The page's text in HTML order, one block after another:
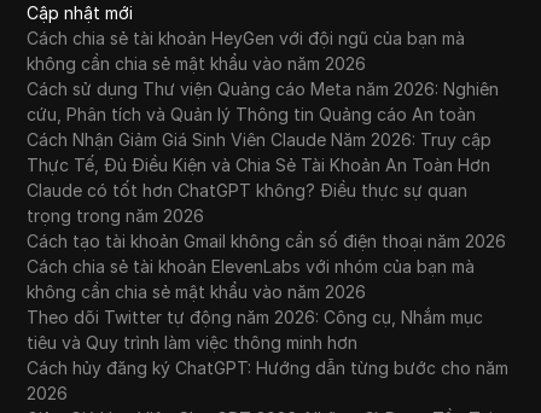
Cập nhật mới
Cách chia sẻ tài khoản HeyGen với đội ngũ của bạn mà
không cần chia sẻ mật khẩu vào năm 2026
Cách sử dụng Thư viện Quảng cáo Meta năm 2026: Nghiên
cứu, Phân tích và Quản lý Thông tin Quảng cáo An toàn
Cách Nhận Giảm Giá Sinh Viên Claude Năm 2026: Truy cập
Thực Tế, Đủ Điều Kiện và Chia Sẻ Tài Khoản An Toàn Hơn
Claude có tốt hơn ChatGPT không? Điều thực sự quan
trọng trong năm 2026
Cách tạo tài khoản Gmail không cần số điện thoại năm 2026
Cách chia sẻ tài khoản ElevenLabs với nhóm của bạn mà
không cần chia sẻ mật khẩu vào năm 2026
Theo dõi Twitter tự động năm 2026: Công cụ, Nhắm mục
tiêu và Quy trình làm việc thông minh hơn
Cách hủy đăng ký ChatGPT: Hướng dẫn từng bước cho năm
2026